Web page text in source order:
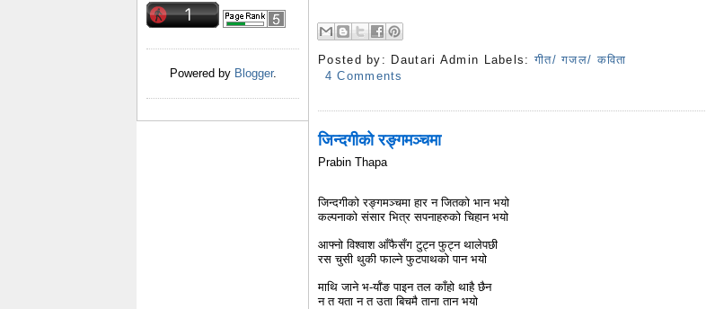
Powered by Blogger.
Posted by: Dautari Admin Labels:गीत/ गजल/ कविता
4 Comments
जिन्दगीको रङ्गमञ्चमा
Prabin Thapa
जिन्दगीको रङ्गमञ्चमा हार न जितको भान भयो
कल्पनाको संसार भित्र सपनाहरुको चिहान भयो
आफ्नो विश्वाश आँफैसँग टुट्न फुट्न थालेपछी
रस चुसी थुकी फाल्ने फुटपाथको पान भयो
माथि जाने भ-र्याँङ पाइन तल काँहो थाहै छैन
न त यता न त उता बिचमै ताना तान भयो